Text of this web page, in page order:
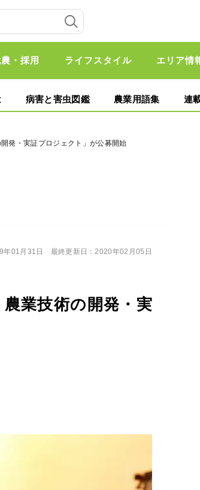
・採用 ライフスタイル エリア情
病害と害虫図鑑 農業用語集 連
発・実証プロジェクト」が公募開始
業技術の開発・実
年01月31日 最終更新日：2020年02月05日